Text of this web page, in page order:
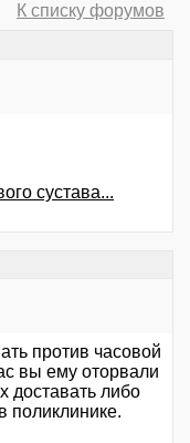
К списку форумов
сустава...
против часовой
вы ему оторвали
доставать либо
поликлинике.